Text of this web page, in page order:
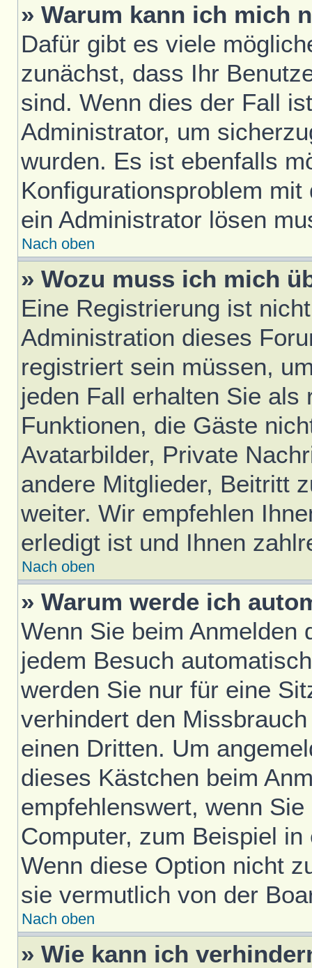
» Warum kann ich mich
Dafür gibt es viele
zunächst, dass Ihr
sind. Wenn dies der Fall
Administrator, um
wurden. Es ist ebenfalls
Konfigurationsproblem
ein Administrator lösen
Nach oben
» Wozu muss ich mich
Eine Registrierung ist
Administration dieses
registriert sein müssen,
jeden Fall erhalten Sie
Funktionen, die Gäste
Avatarbilder, Private
andere Mitglieder, Beitritt
weiter. Wir empfehlen
erledigt ist und Ihnen
Nach oben
» Warum werde ich
Wenn Sie beim Anmelden
jedem Besuch
werden Sie nur für eine
verhindert den
einen Dritten. Um
dieses Kästchen beim
empfehlenswert, wenn
Computer, zum Beispiel
Wenn diese Option nicht
sie vermutlich von der
Nach oben
» Wie kann ich